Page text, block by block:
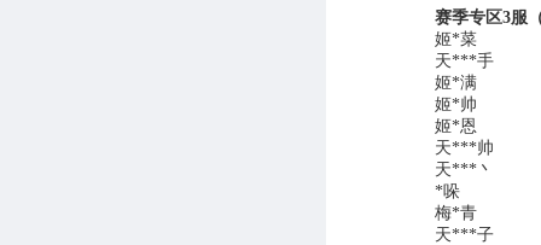
赛季专区3服
姬*菜
天***手
姬*满
姬*帅
姬*恩
天***帅
天***丶
*哚
梅*青
天***子